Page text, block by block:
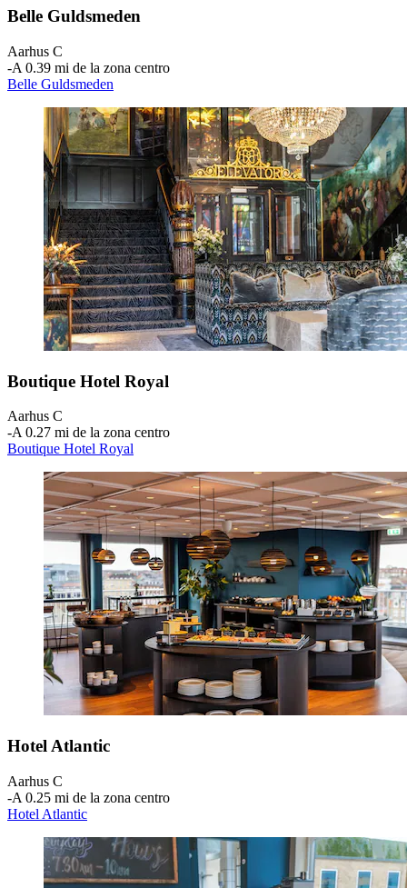
Belle Guldsmeden
Aarhus C
‐A 0.39 mi de la zona centro
Belle Guldsmeden
Boutique Hotel Royal
Aarhus C
‐A 0.27 mi de la zona centro
Boutique Hotel Royal
Hotel Atlantic
Aarhus C
‐A 0.25 mi de la zona centro
Hotel Atlantic